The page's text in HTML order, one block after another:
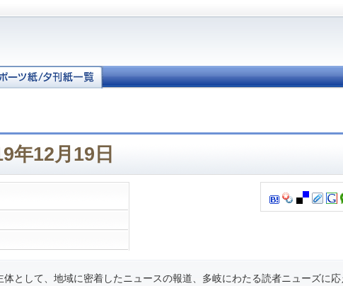
年12月19日
として、地域に密着したニュースの報道、多岐にわたる読者ニューズに応